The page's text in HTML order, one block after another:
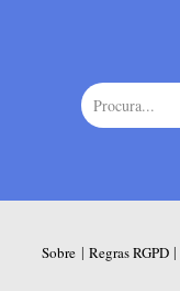
Sobre | Regras RGPD|